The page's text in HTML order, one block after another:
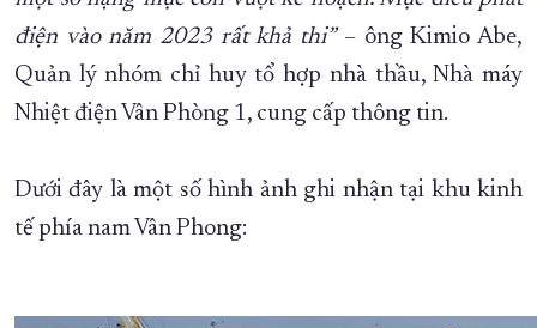
điện vào năm 2023 rất khả thi”– ông Kimio Abe,
Quản lý nhóm chỉ huy tổ hợp nhà thầu, Nhà máy
Nhiệt điện Vân Phòng 1, cung cấp thông tin.
Dưới đây là một số hình ảnh ghi nhận tại khu kinh
tế phía nam Vân Phong: